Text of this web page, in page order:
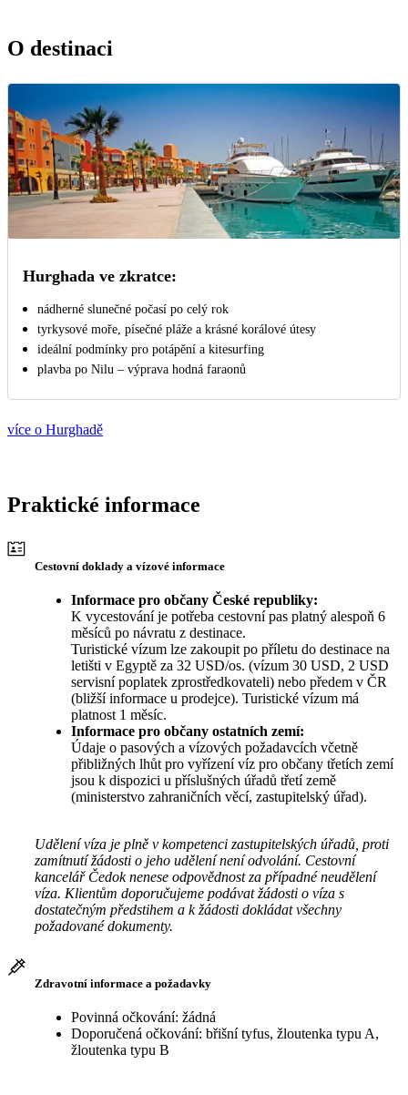
O destinaci
Hurghada ve zkratce:
nádherné slunečné počasí po celý rok
tyrkysové moře, písečné pláže a krásné korálové útesy
ideální podmínky pro potápění a kitesurfing
plavba po Nilu – výprava hodná faraonů
více o Hurghadě
Praktické informace
Cestovní doklady a vízové informace
Informace pro občany České republiky:
K vycestování je potřeba cestovní pas platný alespoň 6
měsíců po návratu z destinace.
Turistické vízum lze zakoupit po příletu do destinace na
letišti v Egyptě za 32 USD/os. (vízum 30 USD, 2 USD
servisní poplatek zprostředkovateli) nebo předem v ČR
(bližší informace u prodejce). Turistické vízum má
platnost 1 měsíc.
Informace pro občany ostatních zemí:
Údaje o pasových a vízových požadavcích včetně
přibližných lhůt pro vyřízení víz pro občany třetích zemí
jsou k dispozici u příslušných úřadů třetí země
(ministerstvo zahraničních věcí, zastupitelský úřad).
Udělení víza je plně v kompetenci zastupitelských úřadů, proti
zamítnutí žádosti o jeho udělení není odvolání. Cestovní
kancelář Čedok nenese odpovědnost za případné neudělení
víza. Klientům doporučujeme podávat žádosti o víza s
dostatečným předstihem a k žádosti dokládat všechny
požadované dokumenty.
Zdravotní informace a požadavky
Povinná očkování: žádná
Doporučená očkování: břišní tyfus, žloutenka typu A,
žloutenka typu B